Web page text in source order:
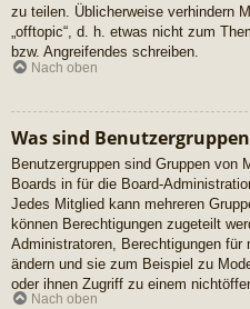
zu teilen. Üblicherweise verhindern
„offtopic“, d. h. etwas nicht zum
bzw. Angreifendes schreiben.
Nach oben
Was sind
Benutzergruppen sind Gruppen von
Boards in für die Board-
Jedes Mitglied kann mehreren
können Berechtigungen zugeteilt
Administratoren, Berechtigungen für
ändern und sie zum Beispiel zu
oder ihnen Zugriff zu einem
Nach oben